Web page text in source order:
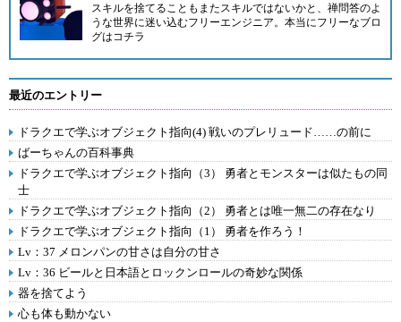
スキルを捨てることもまたスキルではないかと、禅問答のよ
うな世界に迷い込むフリーエンジニア。 本当にフリーなブロ
グはコチラ
最近のエントリー
ドラクエで学ぶオブジェクト指向(4) 戦いのプレリュード……の前に
ばーちゃんの百科事典
ドラクエで学ぶオブジェクト指向（3） 勇者とモンスターは似たもの同
士
ドラクエで学ぶオブジェクト指向（2） 勇者とは唯一無二の存在なり
ドラクエで学ぶオブジェクト指向（1） 勇者を作ろう！
Lv：37 メロンパンの甘さは自分の甘さ
Lv：36 ビールと日本語とロックンロールの奇妙な関係
器を捨てよう
心も体も動かない